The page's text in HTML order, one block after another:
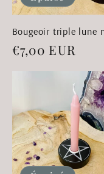
Bougeoir triple lune
Prix
€7,00 EUR